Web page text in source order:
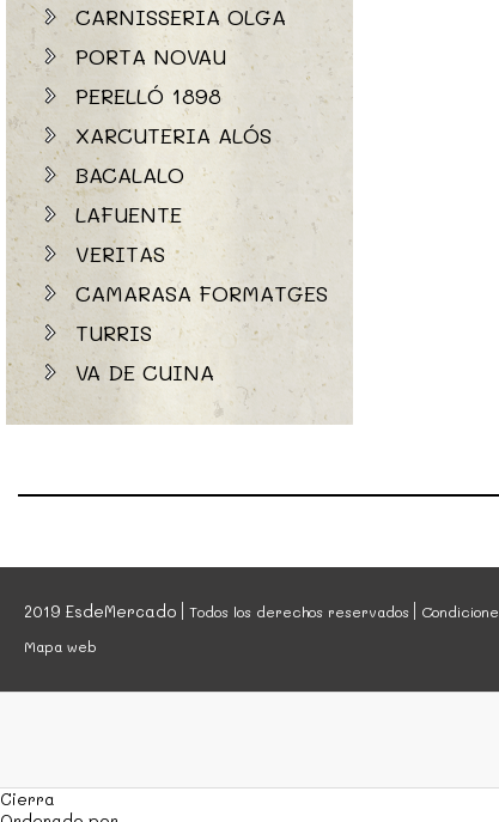
CARNISSERIA OLGA
PORTA NOVAU
PERELLÓ 1898
XARCUTERIA ALÓS
BACALALO
LAFUENTE
VERITAS
CAMARASA FORMATGES
TURRIS
VA DE CUINA
2019 EsdeMercado Todos los derechos reservados
Mapa web
Cierra